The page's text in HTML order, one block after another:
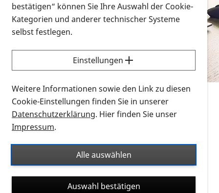
Alle Infomaterialien in verschiedenen
Formaten an einem Ort
Sie möchten wissen, wie Sie nach Infonmaterial
suchen und dieses bestellen bzw. herunterladen
können? Schauen Sie sich dieErklärvideos zum
Thema Infomaterial auf der PRO RETINA-Website
für blinde und sehbehinderte Menschen an.
Auf dieser Seite finden Sie sämtliches Infomaterial
Ort. Nutzen Sie den Formatfilter, um ausschließlich
nach Flyern und Broschüren, Audios oder Videos zu
suchen. Die meisten Flyer und Broschüren werden in
verschiedenen Formaten angeboten: zur
bestätigen“ können Sie Ihre Auswahl der Cookie-
Kategorien und anderer technischer Systeme
selbst festlegen.
Einstellungen
Weitere Informationen sowie den Link zu diesen
Cookie-Einstellungen finden Sie in unserer
Datenschutzerklärung. Hier finden Sie unser
Impressum.
Alle auswählen
Auswahl bestätigen